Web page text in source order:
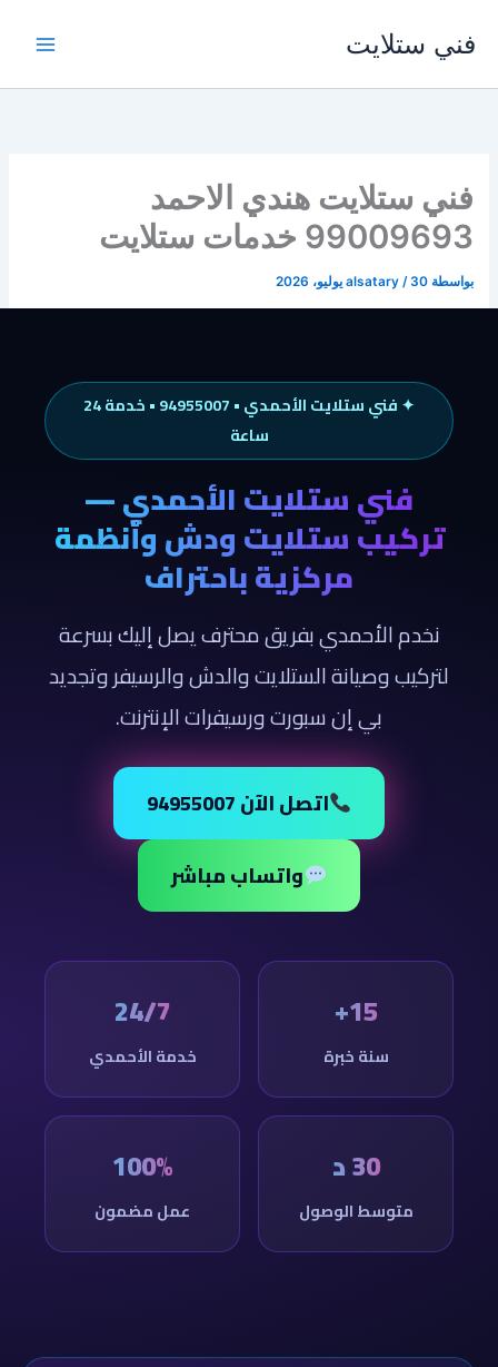
المحتوى
فني ستلايت
فني ستلايت هندي الاحمد
99009693 خدمات ستلايت
بواسطة alsatary /30 يوليو، 2026
✦ فني ستلايت الأحمدي • 94955007 • خدمة 24
ساعة
فني ستلايت الأحمدي —
تركيب ستلايت ودش وأنظمة
مركزية باحتراف
نخدم الأحمدي بفريق محترف يصل إليك بسرعة
لتركيب وصيانة الستلايت والدش والرسيفر وتجديد
بي إن سبورت ورسيفرات الإنترنت.
اتصل الآن 94955007
واتساب مباشر
15+
سنة خبرة
24/7
خدمة الأحمدي
30 د
متوسط الوصول
100%
عمل مضمون